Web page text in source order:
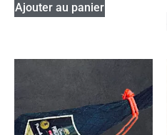
Ajouter au panier